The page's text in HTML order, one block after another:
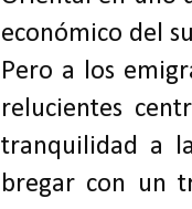
económico del
Pero a los
relucientes
tranquilidad a
bregar con un